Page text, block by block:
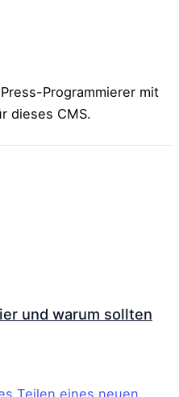
Programmierer mit
dieses CMS.
und warum sollten